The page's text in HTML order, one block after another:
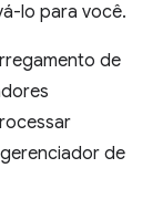
lo para você.
de
de